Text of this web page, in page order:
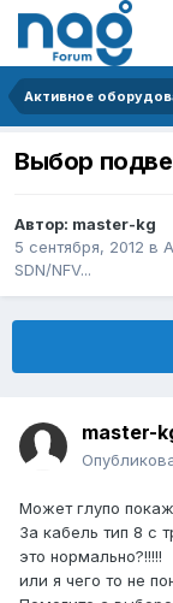
Выбор
Автор: master-kg
5 сентября, 2012 в
SDN/NFV...
master-
Может глупо
За кабель тип 8 с
это нормально?!!!!!
или я чего то не